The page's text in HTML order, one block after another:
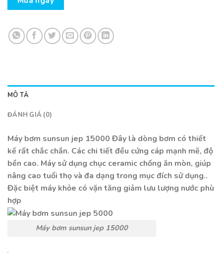
MÔ TẢ
ĐÁNH GIÁ (0)
Máy bơm sunsun jep 15000 Đây là dòng bơm có thiết
kế rất chắc chắn. Các chi tiết đều cứng cáp mạnh mẽ, độ
bền cao. Máy sử dụng chục ceramic chống ăn mòn, giúp
nâng cao tuổi thọ và đa dạng trong mục đích sử dụng..
Đặc biệt máy khỏe có vặn tăng giảm lưu lượng nước phù
hợp
Máy bơm sunsun jep 15000